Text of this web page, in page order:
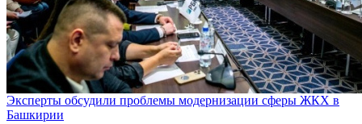
Эксперты обсудили проблемы модернизации сферы ЖКХ в
Башкирии